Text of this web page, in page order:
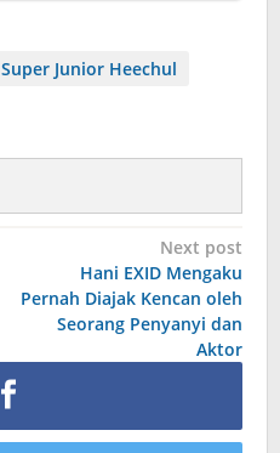
Super Junior Heechul
Next post
Hani EXID Mengaku
Pernah Diajak Kencan oleh
Seorang Penyanyi dan
Aktor